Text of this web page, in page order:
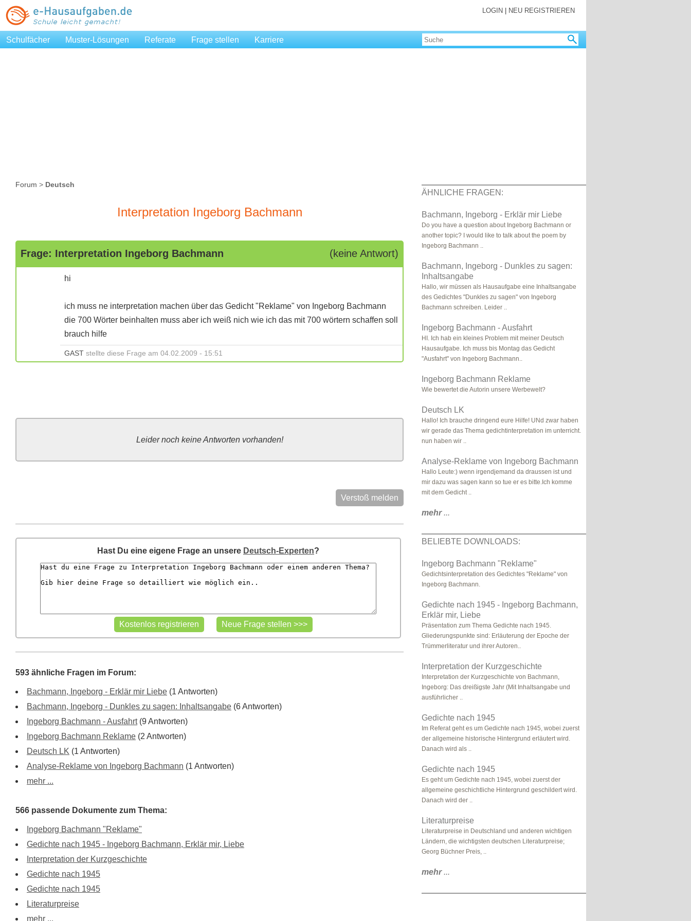
LOGIN NEU REGISTRIEREN
Schulfächer Muster-Lösungen Referate Frage stellen Karriere
Forum > Deutsch
Interpretation Ingeborg Bachmann
Frage: Interpretation Ingeborg Bachmann (keine Antwort)
hi
ich muss ne interpretation machen über das Gedicht "Reklame" von Ingeborg Bachmann
die 700 Wörter beinhalten muss aber ich weiß nich wie ich das mit 700 wörtern schaffen soll
brauch hilfe
GAST stellte diese Frage am 04.02.2009 - 15:51
Leider noch keine Antworten vorhanden!
Verstoß melden
Hast Du eine eigene Frage an unsere Deutsch-Experten?
593 ähnliche Fragen im Forum:
Bachmann, Ingeborg - Erklär mir Liebe (1 Antworten)
Bachmann, Ingeborg - Dunkles zu sagen: Inhaltsangabe (6 Antworten)
Ingeborg Bachmann - Ausfahrt(9 Antworten)
Ingeborg Bachmann Reklame (2 Antworten)
Deutsch LK (1 Antworten)
Analyse-Reklame von Ingeborg Bachmann (1 Antworten)
mehr ...
566 passende Dokumente zum Thema:
Ingeborg Bachmann "Reklame"
Gedichte nach 1945 - Ingeborg Bachmann, Erklär mir, Liebe
Interpretation der Kurzgeschichte
Gedichte nach 1945
Gedichte nach 1945
Literaturpreise
mehr ...
ÄHNLICHE FRAGEN:
Bachmann, Ingeborg - Erklär mir Liebe
Do you have a question about Ingeborg Bachmann or
another topic? I would like to talk about the poem by
Ingeborg Bachmann ..
Bachmann, Ingeborg - Dunkles zu sagen:
Inhaltsangabe
Hallo, wir müssen als Hausaufgabe eine Inhaltsangabe
des Gedichtes "Dunkles zu sagen" von Ingeborg
Bachmann schreiben. Leider ..
Ingeborg Bachmann - Ausfahrt
HI. Ich hab ein kleines Problem mit meiner Deutsch
Hausaufgabe. Ich muss bis Montag das Gedicht
"Ausfahrt" von Ingeborg Bachmann..
Ingeborg Bachmann Reklame
Wie bewertet die Autorin unsere Werbewelt?
Deutsch LK
Hallo! Ich brauche dringend eure Hilfe! UNd zwar haben
wir gerade das Thema gedichtinterpretation im unterricht.
nun haben wir ..
Analyse-Reklame von Ingeborg Bachmann
Hallo Leute:) wenn irgendjemand da draussen ist und
mir dazu was sagen kann so tue er es bitte.Ich komme
mit dem Gedicht ..
mehr...
BELIEBTE DOWNLOADS:
Ingeborg Bachmann "Reklame"
Gedichtsinterpretation des Gedichtes "Reklame" von
Ingeborg Bachmann.
Gedichte nach 1945 - Ingeborg Bachmann,
Erklär mir, Liebe
Präsentation zum Thema Gedichte nach 1945.
Gliederungspunkte sind: Erläuterung der Epoche der
Trümmerliteratur und ihrer Autoren..
Interpretation der Kurzgeschichte
Interpretation der Kurzgeschichte von Bachmann,
Ingeborg: Das dreißigste Jahr (Mit Inhaltsangabe und
ausführlicher ..
Gedichte nach 1945
Im Referat geht es um Gedichte nach 1945, wobei zuerst
der allgemeine historische Hintergrund erläutert wird.
Danach wird als ..
Gedichte nach 1945
Es geht um Gedichte nach 1945, wobei zuerst der
allgemeine geschichtliche Hintergrund geschildert wird.
Danach wird der ..
Literaturpreise
Literaturpreise in Deutschland und anderen wichtigen
Ländern, die wichtigsten deutschen Literaturpreise;
Georg Büchner Preis, ..
mehr...